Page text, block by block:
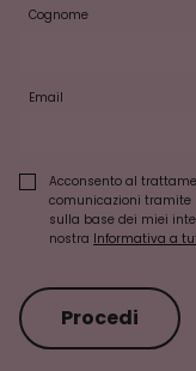
Cognome
Email
Acconsento al
comunicazioni tramite
sulla base dei miei
nostra Informativa a
Procedi